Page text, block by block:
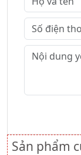
Sản phẩm